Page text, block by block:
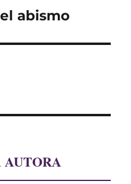
abismo
AUTORA